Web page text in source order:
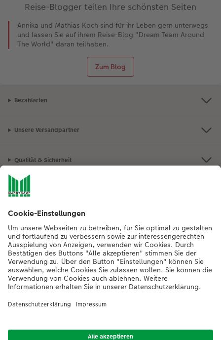
Reise-Blogger teilen Ihre schönsten Seiten
Annika und Mathias Koch sind für ihr Leben gern unterwegs
und lassen Sie auf ihrem Reise-Blog "Dream Team Around
The World" daran teilhaben.
Zum Blog
Bezahlarten
Unsere Versandpartner
Qualität & Sicherheit
Nachhaltigkeit bei CEWE
Informationen
Sortiment
Inspirationen